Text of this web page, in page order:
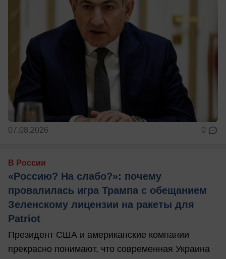
07.08.2026 0
В России
«Россию? На слабо?»: почему
провалилась игра Трампа с обещанием
Зеленскому лицензии на ракеты для
Patriot
Президент США и американские компании
прекрасно понимают, что современная Украина